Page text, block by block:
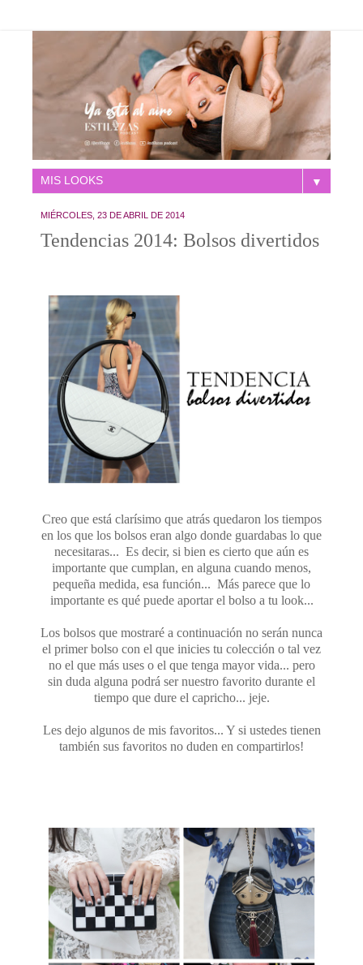
▼
MIÉRCOLES, 23 DE ABRIL DE 2014
Tendencias 2014: Bolsos divertidos
Creo que está clarísimo que atrás quedaron los tiempos
en los que los bolsos eran algo donde guardabas lo que
necesitaras... Es decir, si bien es cierto que aún es
importante que cumplan, en alguna cuando menos,
pequeña medida, esa función... Más parece que lo
importante es qué puede aportar el bolso a tu look...
Los bolsos que mostraré a continuación no serán nunca
el primer bolso con el que inicies tu colección o tal vez
no el que más uses o el que tenga mayor vida... pero
sin duda alguna podrá ser nuestro favorito durante el
tiempo que dure el capricho... jeje.
Les dejo algunos de mis favoritos... Y si ustedes tienen
también sus favoritos no duden en compartirlos!